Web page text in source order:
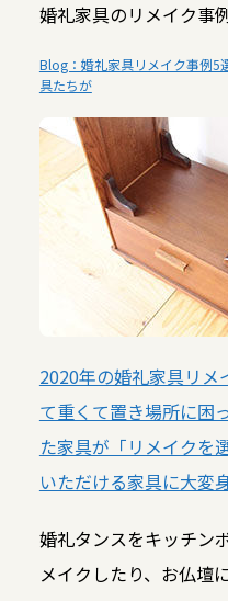
婚礼家具のリメイク事例
Blog：婚礼家具リメイク事例5
具たちが
2020年の婚礼家具リメ
て重くて置き場所に困
た家具が「リメイクを
いただける家具に大変
婚礼タンスをキッチン
メイクしたり、お仏壇